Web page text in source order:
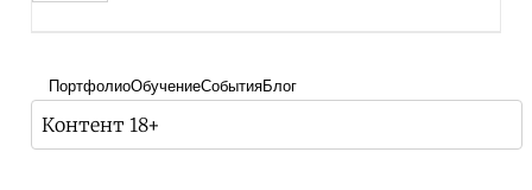
ПортфолиоОбучениеСобытияБлог
Контент 18+